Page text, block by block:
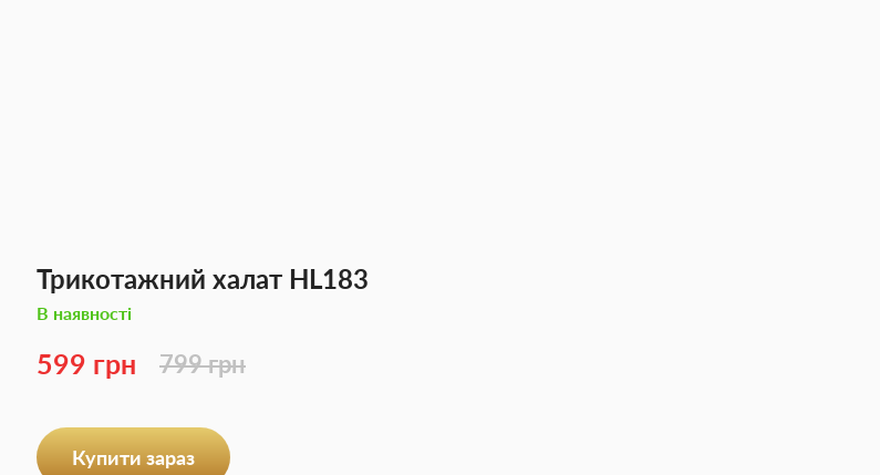
Трикотажний халат HL183
В наявності
599 грн 799 грн
Купити зараз